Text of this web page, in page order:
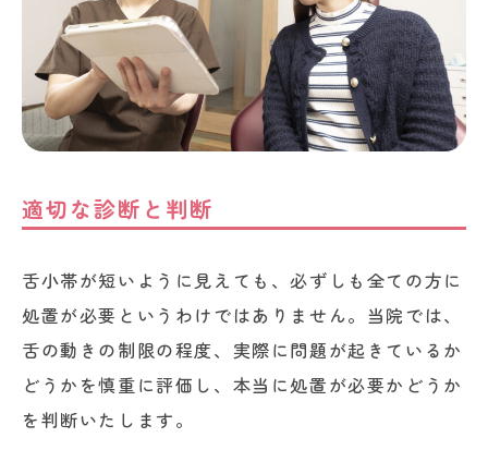
適切な診断と判断
舌小帯が短いように見えても、必ずしも全ての方に
処置が必要というわけではありません。当院では、
舌の動きの制限の程度、実際に問題が起きているか
どうかを慎重に評価し、本当に処置が必要かどうか
を判断いたします。